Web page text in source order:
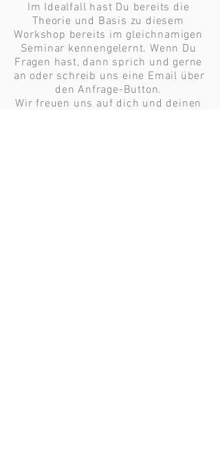
Im Idealfall hast Du bereits die
Theorie und Basis zu diesem
Workshop bereits im gleichnamigen
Seminar kennengelernt. Wenn Du
Fragen hast, dann sprich und gerne
an oder schreib uns eine Email über
den Anfrage-Button.
Wir freuen uns auf dich und deinen